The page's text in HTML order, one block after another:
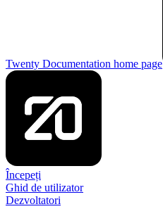
Twenty Documentation home page
Începeți
Ghid de utilizator
Dezvoltatori